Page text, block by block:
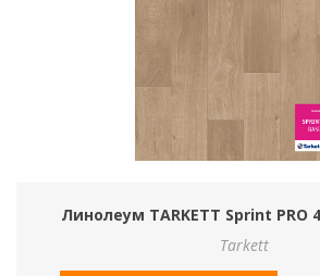
Линолеум TARKETT Sprint PRO
Tarkett